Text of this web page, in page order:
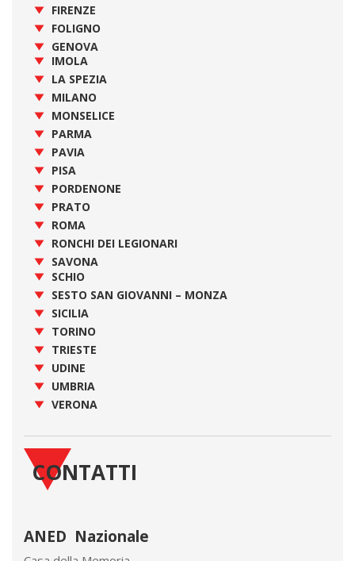
FIRENZE
FOLIGNO
GENOVA
IMOLA
LA SPEZIA
MILANO
MONSELICE
PARMA
PAVIA
PISA
PORDENONE
PRATO
ROMA
RONCHI DEI LEGIONARI
SAVONA
SCHIO
SESTO SAN GIOVANNI – MONZA
SICILIA
TORINO
TRIESTE
UDINE
UMBRIA
VERONA
CONTATTI
ANED Nazionale